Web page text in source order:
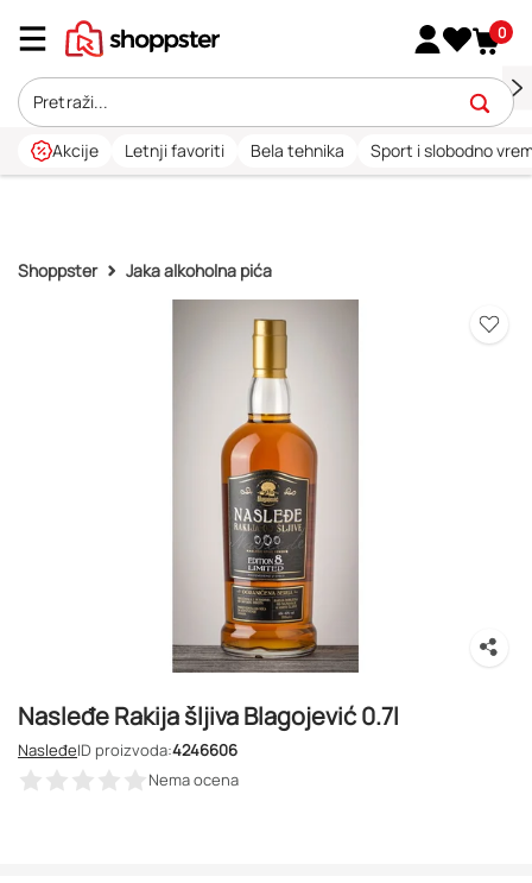
0
Akcije Letnji favoriti Bela tehnika Sport i slobodno
Shoppster Jaka alkoholna pića
Nasleđe Rakija šljiva Blagojević 0.7l
NasleđeID proizvoda:4246606
Nema ocena